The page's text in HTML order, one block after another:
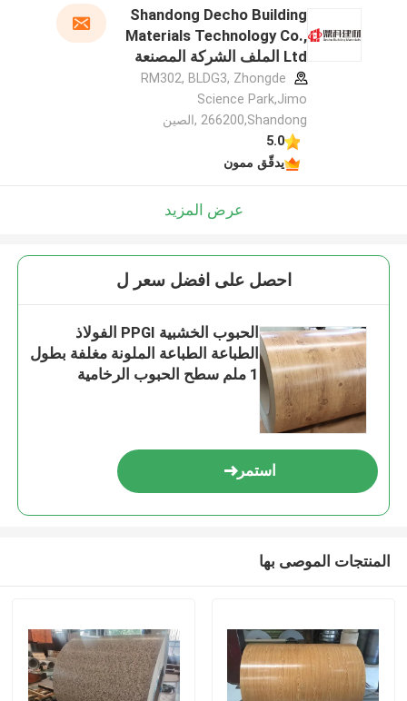
Shandong Decho Building
Materials Technology Co.,
Ltd الملف الشركة المصنعة
RM302, BLDG3, Zhongde
Science Park,Jimo
266200,Shandong ,الصين
5.0
يدقّق ممون
عرض المزيد
احصل على افضل سعر ل
الحبوب الخشبية PPGI الفولاذ
الطباعة الطباعة الملونة مغلفة بطول
1 ملم سطح الحبوب الرخامية
استمر
المنتجات الموصى بها